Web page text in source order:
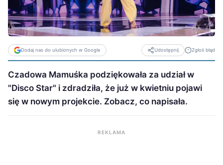
Dodaj nas do ulubionych w Google Udostępnij Zgłoś błąd
Czadowa Mamuśka podziękowała za udział w
"Disco Star" i zdradziła, że już w kwietniu pojawi
się w nowym projekcie. Zobacz, co napisała.
REKLAMA